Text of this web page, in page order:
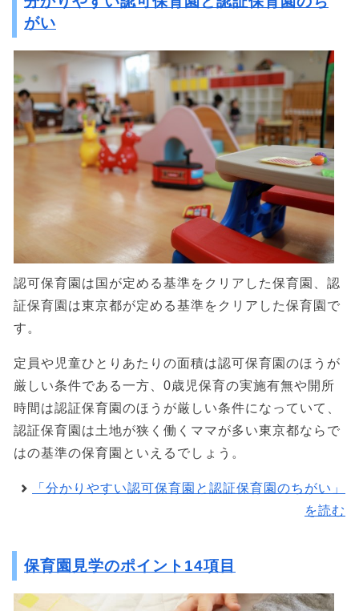
がい
認可保育園は国が定める基準をクリアした保育園、認
証保育園は東京都が定める基準をクリアした保育園で
す。
定員や児童ひとりあたりの面積は認可保育園のほうが
厳しい条件である一方、0歳児保育の実施有無や開所
時間は認証保育園のほうが厳しい条件になっていて、
認証保育園は土地が狭く働くママが多い東京都ならで
はの基準の保育園といえるでしょう。
「分かりやすい認可保育園と認証保育園のちがい」
を読む
保育園見学のポイント14項目